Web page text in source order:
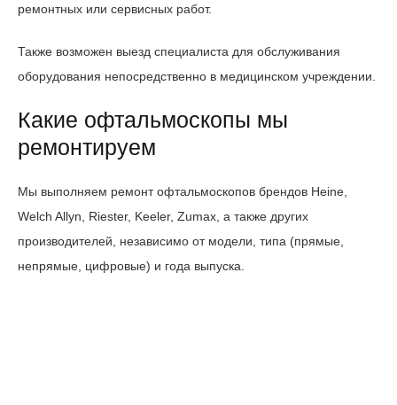
ремонтных или сервисных работ.
Также возможен выезд специалиста для обслуживания
оборудования непосредственно в медицинском учреждении.
Какие офтальмоскопы мы
ремонтируем
Мы выполняем ремонт офтальмоскопов брендов Heine,
Welch Allyn, Riester, Keeler, Zumax, а также других
производителей, независимо от модели, типа (прямые,
непрямые, цифровые) и года выпуска.